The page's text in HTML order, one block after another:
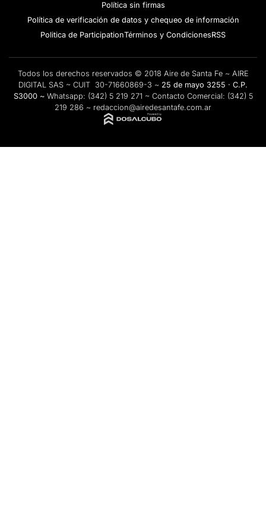
Política sin firmas
Política de verificación de datos y chequeo de información
Politica de ParticipationTérminos y CondicionesRSS
Todos los derechos reservados © 2018 Aire de Santa Fe ~ AIRE
DIGITAL SAS ~ CUIT 30-71660869-3 ~ 25 de mayo 3255 · C.P.
S3000 ~ Whatsapp: (342) 5 219 271 ~ Contacto Comercial: (342) 5
219 286 ~ redaccion@airedesantafe.com.ar